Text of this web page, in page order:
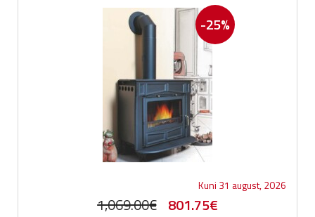
-25%
Kuni 31 august, 2026
1,069.00€ Original
801.75€Current